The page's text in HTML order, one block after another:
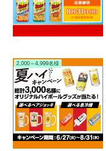
2,000～4,999名様